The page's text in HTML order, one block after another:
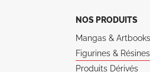
NOS PRODUITS
Mangas & Artbooks
Figurines & Résines
Produits Dérivés